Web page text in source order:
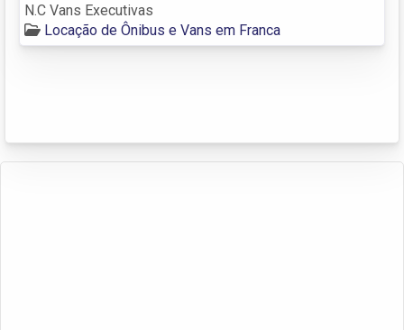
N.C Vans Executivas
Locação de Ônibus e Vans em Franca